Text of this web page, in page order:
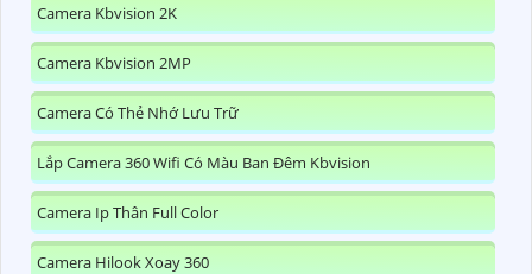
Camera Kbvision 2K
Camera Kbvision 2MP
Camera Có Thẻ Nhớ Lưu Trữ
Lắp Camera 360 Wifi Có Màu Ban Đêm Kbvision
Camera Ip Thân Full Color
Camera Hilook Xoay 360